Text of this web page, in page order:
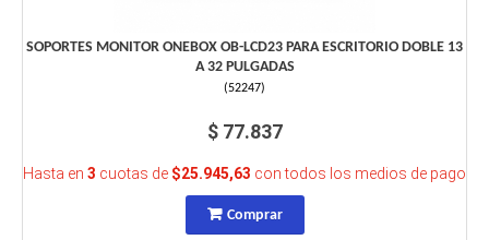
SOPORTES MONITOR ONEBOX OB-LCD23 PARA ESCRITORIO DOBLE 13
A 32 PULGADAS
(52247)
$ 77.837
Hasta en 3 cuotas de $25.945,63 con todos los medios de pago
Comprar